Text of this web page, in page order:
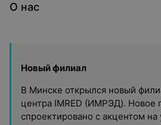
О нас
Новый филиал
В Минске открылся новый
центра IMRED (ИМРЭД). Новое
спроектировано с акцентом на